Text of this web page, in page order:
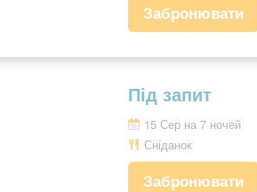
Забронювати
Під запит
15 Сер на 7 ночей
Сніданок
Забронювати